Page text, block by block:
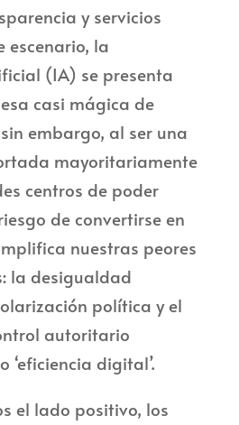
y servicios
escenario, la
(IA) se presenta
casi mágica de
embargo, al ser una
mayoritariamente
centros de poder
de convertirse en
nuestras peores
la desigualdad
política y el
autoritario
‘eficiencia digital’.
el lado positivo, los